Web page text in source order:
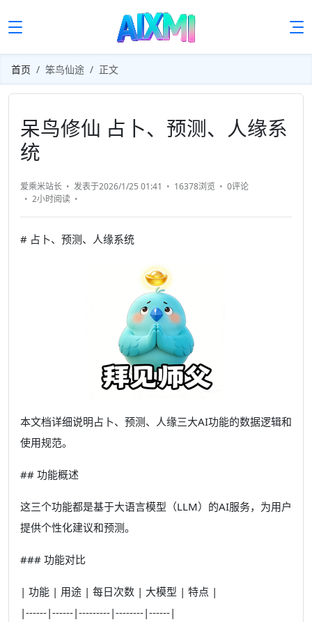
首页 笨鸟仙途 正文
呆鸟修仙 占卜、预测、人缘系
统
爱乘米站长 发表于2026/1/25 01:41 16378浏览
0评论
2小时阅读
# 占卜、预测、人缘系统
本文档详细说明占卜、预测、人缘三大AI功能的数据逻辑和
使用规范。
## 功能概述
这三个功能都是基于大语言模型（LLM）的AI服务，为用户
提供个性化建议和预测。
### 功能对比
| 功能 | 用途 | 每日次数 | 大模型 | 特点 |
|------|------|---------|--------|------|